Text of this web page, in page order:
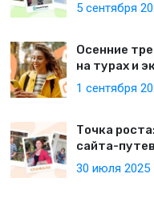
5 сентября
Осенние
на турах и
1 сентября
Точка
сайта-
30 июля 2025